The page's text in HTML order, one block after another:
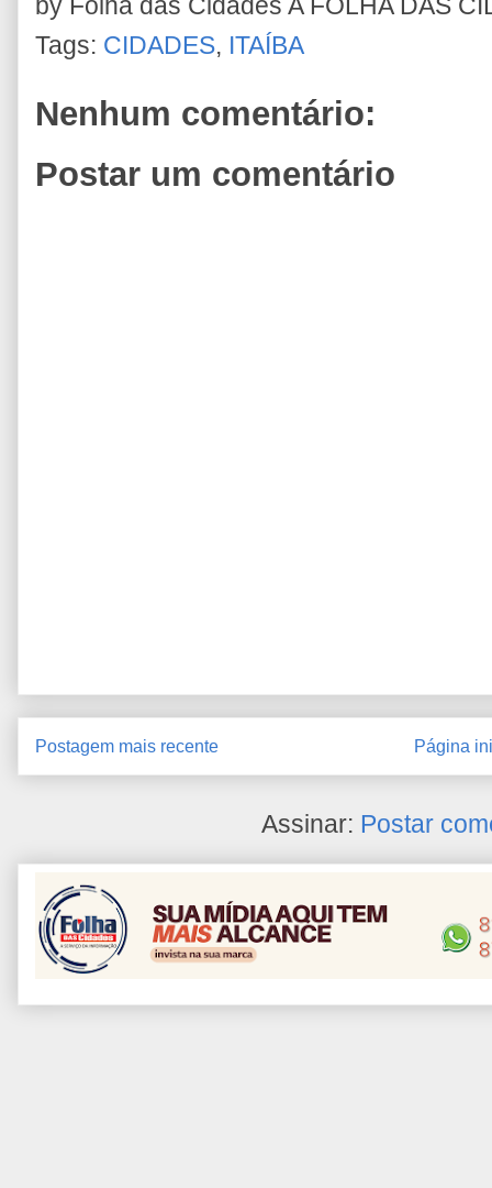
by Folha das Cidades A FOLHA DAS
Tags: CIDADES, ITAÍBA
Nenhum comentário:
Postar um comentário
Postagem mais recente Página
Assinar: Postar